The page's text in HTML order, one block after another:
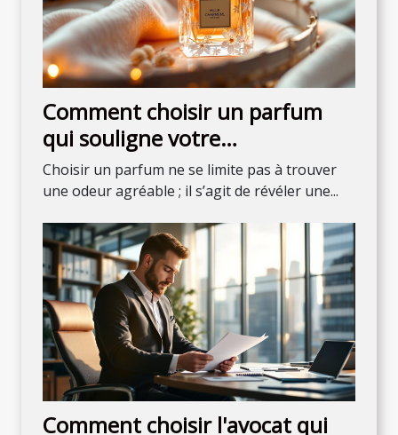
Comment choisir un parfum
qui souligne votre
personnalité?
Choisir un parfum ne se limite pas à trouver
une odeur agréable ; il s’agit de révéler une...
Comment choisir l'avocat qui